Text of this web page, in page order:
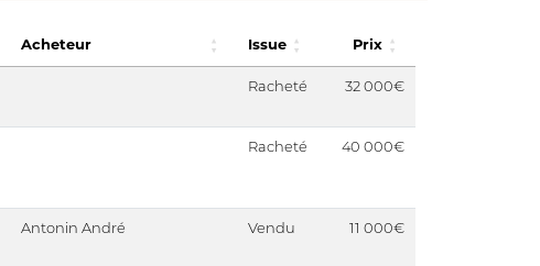
Acheteur Issue Prix
Racheté 32 000€
Racheté 40 000€
Antonin André Vendu 11 000€